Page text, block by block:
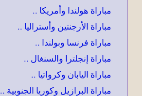
مباراة هولندا وأمريكا ..
مباراة الأرجنتين وأستراليا ..
مباراة فرنسا وبولندا ..
مباراة إنجلترا والسنغال ..
مباراة اليابان وكرواتيا ..
مباراة البرازيل وكوريا الجنوبية ..